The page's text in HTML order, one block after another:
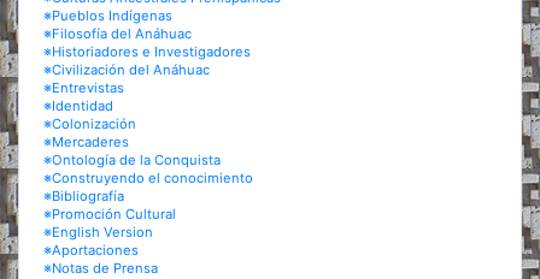
※Pueblos Indígenas
※Filosofía del Anáhuac
※Historiadores e Investigadores
※Civilización del Anáhuac
※Entrevistas
※Identidad
※Colonización
※Mercaderes
※Ontología de la Conquista
※Construyendo el conocimiento
※Bibliografía
※Promoción Cultural
※English Version
※Aportaciones
※Notas de Prensa